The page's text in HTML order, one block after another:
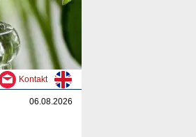
Kontakt
06.08.2026